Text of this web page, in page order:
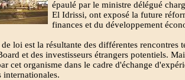
épaulé par le ministre délégué
El Idrissi, ont exposé la future
finances et du développement
loi est la résultante des différentes rencontres
et des investisseurs étrangers potentiels.
cet organisme dans le cadre d'échange
internationales.